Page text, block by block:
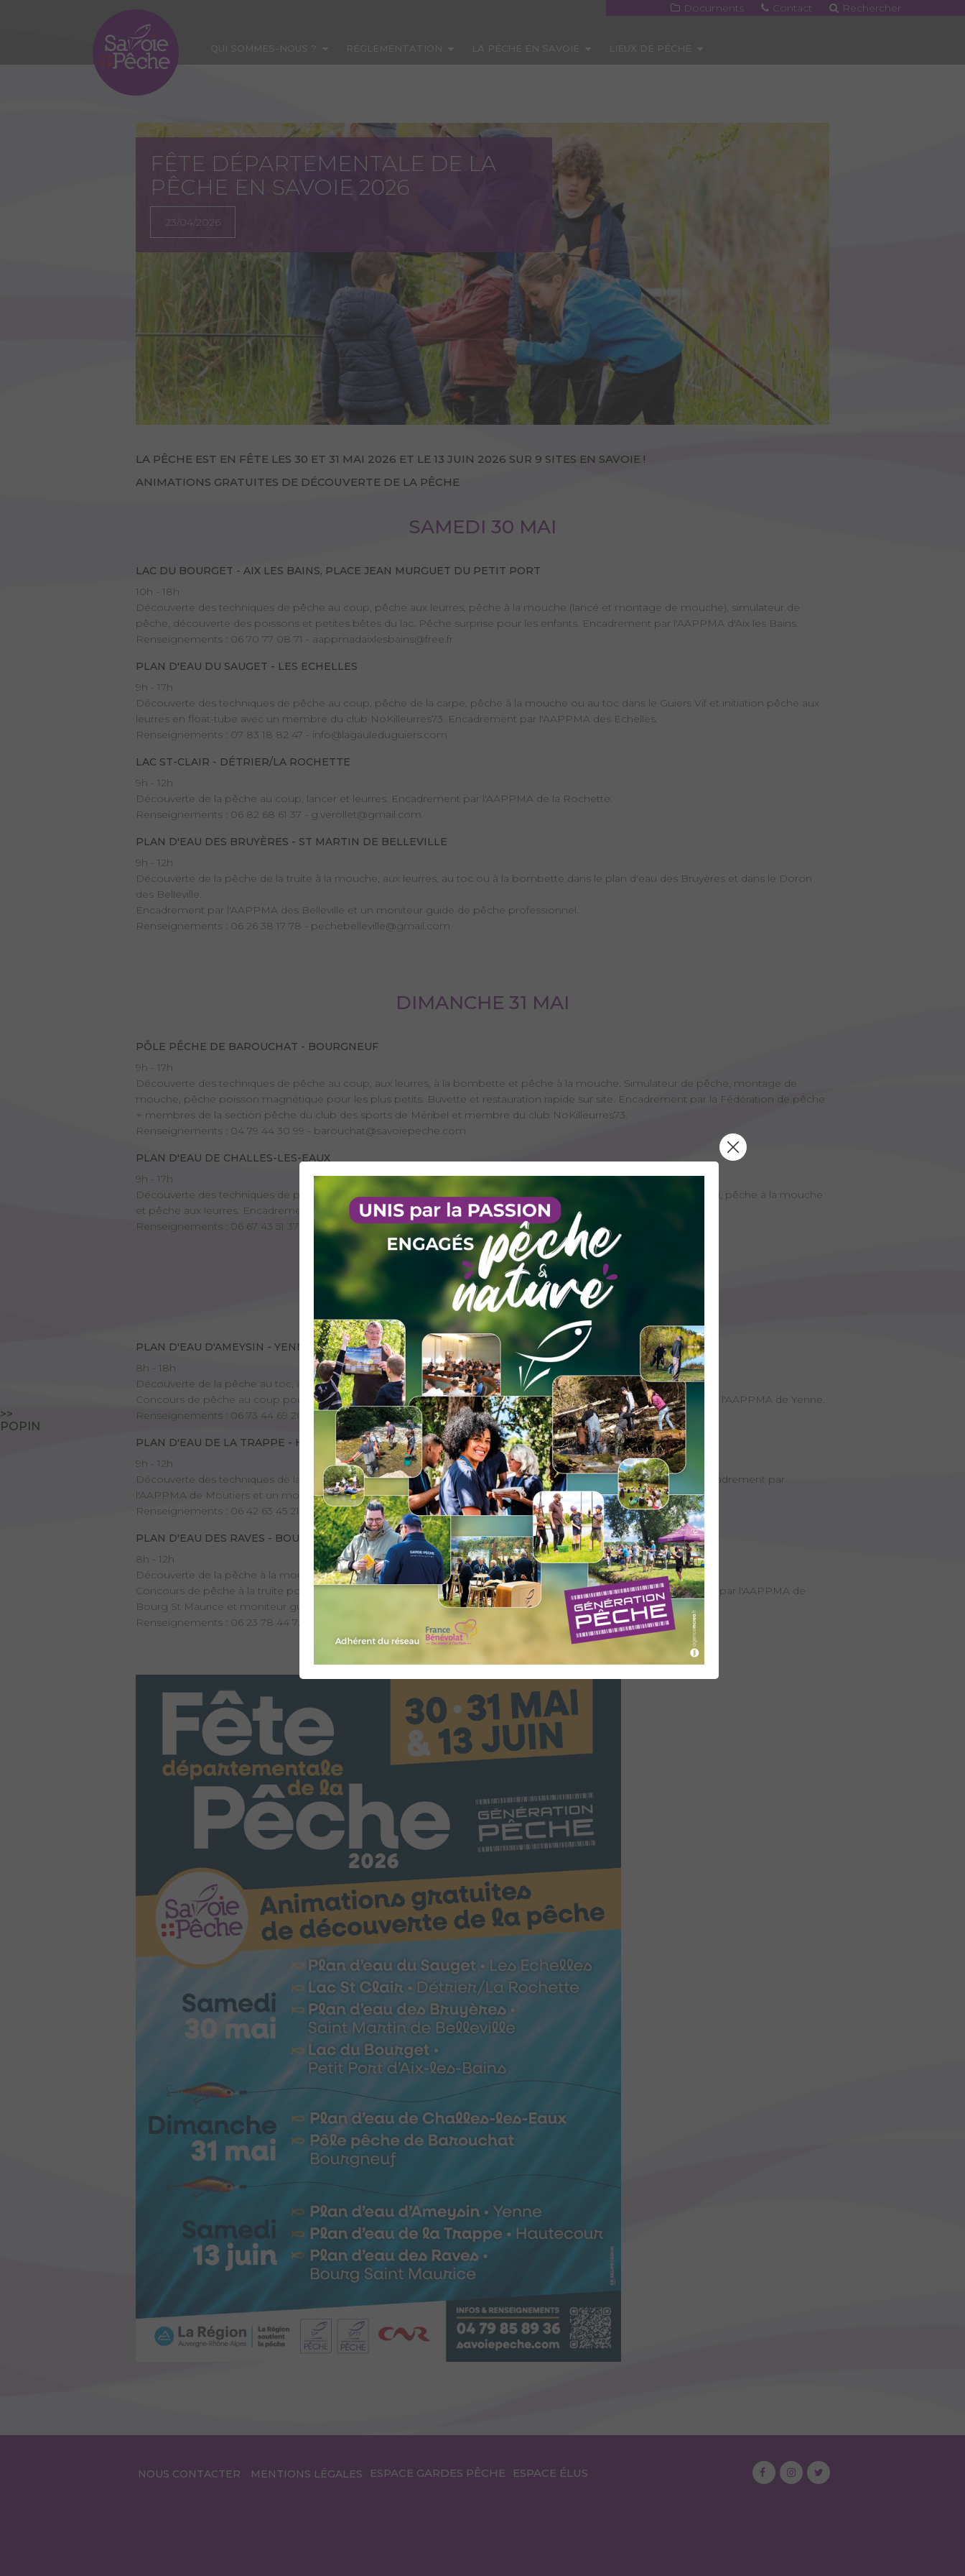
Documents Contact Rechercher
>>
POPIN
FÊTE DÉPARTEMENTALE DE LA
PÊCHE EN SAVOIE 2026
23/04/2026
LA PÊCHE EST EN FÊTE LES 30 ET 31 MAI 2026 ET LE 13 JUIN 2026 SUR 9 SITES EN SAVOIE !
ANIMATIONS GRATUITES DE DÉCOUVERTE DE LA PÊCHE
SAMEDI 30 MAI
LAC DU BOURGET - AIX LES BAINS, PLACE JEAN MURGUET DU PETIT PORT
10h - 18h
Découverte des techniques de pêche au coup, pêche aux leurres, pêche à la mouche (lancé et montage de mouche), simulateur de
pêche, découverte des poissons et petites bêtes du lac. Pêche surprise pour les enfants. Encadrement par l'AAPPMA d'Aix les Bains.
Renseignements : 06 70 77 08 71 - aappmadaixlesbains@free.fr
PLAN D'EAU DU SAUGET - LES ECHELLES
9h - 17h
Découverte des techniques de pêche au coup, pêche de la carpe, pêche à la mouche ou au toc dans le Guiers Vif et initiation pêche aux
leurres en float-tube avec un membre du club NoKilleurres73. Encadrement par l'AAPPMA des Echelles.
Renseignements : 07 83 18 82 47 - info@lagauleduguiers.com
LAC ST-CLAIR - DÉTRIER/LA ROCHETTE
9h - 12h
Découverte de la pêche au coup, lancer et leurres. Encadrement par l'AAPPMA de la Rochette.
Renseignements : 06 82 68 61 37 - g.verollet@gmail.com
PLAN D'EAU DES BRUYÈRES - ST MARTIN DE BELLEVILLE
9h - 12h
Découverte de la pêche de la truite à la mouche, aux leurres, au toc ou à la bombette dans le plan d'eau des Bruyères et dans le Doron
des Belleville.
Encadrement par l'AAPPMA des Belleville et un moniteur guide de pêche professionnel.
Renseignements : 06 26 38 17 78 - pechebelleville@gmail.com
DIMANCHE 31 MAI
PÔLE PÊCHE DE BAROUCHAT - BOURGNEUF
9h - 17h
Découverte des techniques de pêche au coup, aux leurres, à la bombette et pêche à la mouche. Simulateur de pêche, montage de
mouche, pêche poisson magnétique pour les plus petits. Buvette et restauration rapide sur site. Encadrement par la Fédération de pêche
+ membres de la section pêche du club des sports de Méribel et membre du club NoKilleurres73.
Renseignements : 04 79 44 30 99 - barouchat@savoiepeche.com
PLAN D'EAU DE CHALLES-LES-EAUX
9h - 17h
Découverte des techniques de pêche au coup, pêche de la carpe et de la truite (si la température de l'eau le permet), pêche à la mouche
et pêche aux leurres. Encadrement par l'AAPPMA de Chambéry.
Renseignements : 06 67 43 51 37 - contact@pecheurs-chamberiens.fr
SAMEDI 13 JUIN
PLAN D'EAU D'AMEYSIN - YENNE
8h - 18h
Découverte de la pêche au toc, au coup, pêche à la mouche, lancer et leurres.
Concours de pêche au coup pour les jeunes titulaires d'une carte de l'AAPPMA de Yenne le matin. Encadrement par l'AAPPMA de Yenne.
Renseignements : 06 73 44 69 20 - yenne.association.de.peche@gmail.com
PLAN D'EAU DE LA TRAPPE - HAUTECOUR
9h - 12h
Découverte des techniques de la pêche au coup, feeder, anglaise, pêche de la truite à la mouche et aux leurres. Encadrement par
l'AAPPMA de Moutiers et un moniteur guide de pêche professionnel.
Renseignements : 06 42 63 45 21 -
lagauletarine73@gmail.com
PLAN D'EAU DES RAVES - BOURG ST MAURICE
8h - 12h
Découverte de la pêche à la mouche, lancer et leurres.
Concours de pêche à la truite pour les jeunes titulaires d'une carte de l'AAPPMA de Bourg St Maurice. Encadrement par l'AAPPMA de
Bourg St Maurice et moniteur guide de pêche professionnel.
Renseignements : 06 23 78 44 72 - aappma.lacsettorrents@gmail.com
NOUS CONTACTER MENTIONS LÉGALES ESPACE GARDES PÊCHE ESPACE ÉLUS